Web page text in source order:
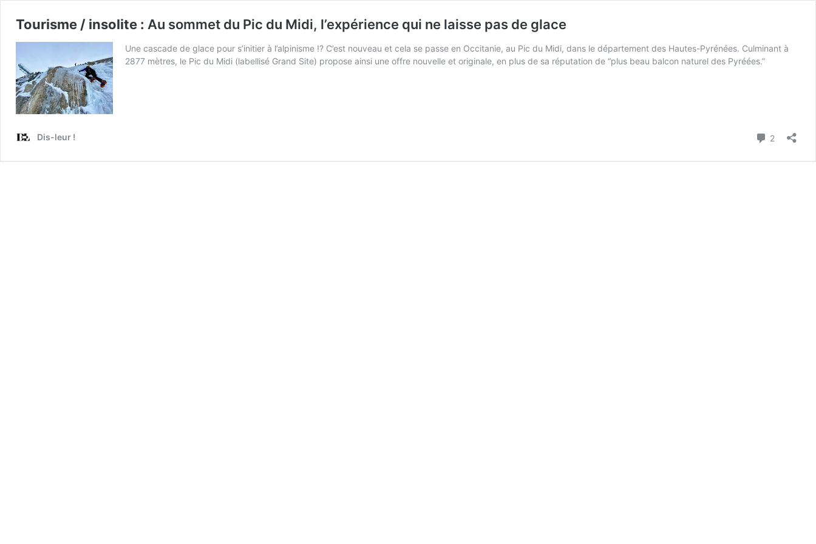
Tourisme / insolite : Au sommet du Pic du Midi, l’expérience qui ne laisse pas de glace
Une cascade de glace pour s’initier à l’alpinisme !? C’est nouveau et cela se passe en Occitanie, au Pic du Midi, dans le département des Hautes-Pyrénées. Culminant à
2877 mètres, le Pic du Midi (labellisé Grand Site) propose ainsi une offre nouvelle et originale, en plus de sa réputation de “plus beau balcon naturel des Pyréées.”
Dis-leur ! 2